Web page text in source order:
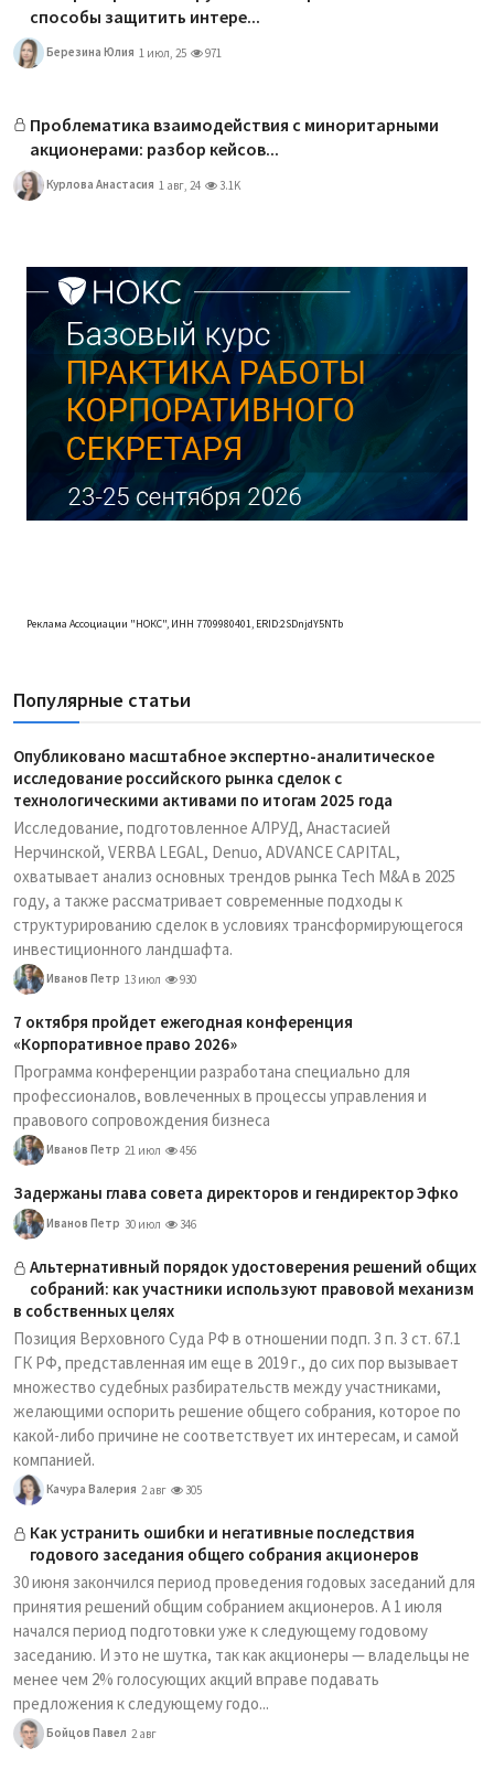
способы защитить интере...
Березина Юлия 1 июл, 25 971
Проблематика взаимодействия с миноритарными
акционерами: разбор кейсов...
Курлова Анастасия 1 авг, 24 3.1K
Реклама Ассоциации "НОКС", ИНН 7709980401, ERID:2SDnjdY5NTb
Популярные статьи
Опубликовано масштабное экспертно-аналитическое
исследование российского рынка сделок с
технологическими активами по итогам 2025 года
Исследование, подготовленное АЛРУД, Анастасией
Нерчинской, VERBA LEGAL, Denuo, ADVANCE CAPITAL,
охватывает анализ основных трендов рынка Tech M&A в 2025
году, а также рассматривает современные подходы к
структурированию сделок в условиях трансформирующегося
инвестиционного ландшафта.
Иванов Петр 13 июл 930
7 октября пройдет ежегодная конференция
«Корпоративное право 2026»
Программа конференции разработана специально для
профессионалов, вовлеченных в процессы управления и
правового сопровождения бизнеса
Иванов Петр 21 июл 456
Задержаны глава совета директоров и гендиректор Эфко
Иванов Петр 30 июл 346
Альтернативный порядок удостоверения решений общих
собраний: как участники используют правовой механизм
в собственных целях
Позиция Верховного Суда РФ в отношении подп. 3 п. 3 ст. 67.1
ГК РФ, представленная им еще в 2019 г., до сих пор вызывает
множество судебных разбирательств между участниками,
желающими оспорить решение общего собрания, которое по
какой-либо причине не соответствует их интересам, и самой
компанией.
Качура Валерия 2 авг 305
Как устранить ошибки и негативные последствия
годового заседания общего собрания акционеров
30 июня закончился период проведения годовых заседаний для
принятия решений общим собранием акционеров. А 1 июля
начался период подготовки уже к следующему годовому
заседанию. И это не шутка, так как акционеры — владельцы не
менее чем 2% голосующих акций вправе подавать
предложения к следующему годо...
Бойцов Павел 2 авг